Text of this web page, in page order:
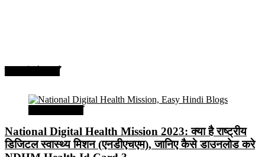
National Digital Health Mission 2023: क्या है राष्ट्रीय
डिजिटल स्वास्थ्य मिशन (एनडीएचएम), जानिए कैसे डाउनलोड करे